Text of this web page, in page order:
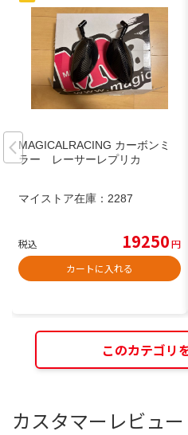
MAGICALRACING カーボンミ
ラー レーサーレプリカ
マイストア在庫： 2287
税込 19250円
カートに入れる
このカテゴリ
カスタマーレビュー